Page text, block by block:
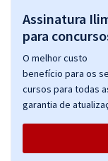
Assinatura
para
O melhor custo
benefício para os
cursos para todas
garantia de